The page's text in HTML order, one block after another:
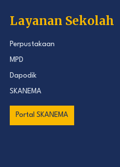
Layanan Sekolah
Perpustakaan
MPD
Dapodik
SKANEMA
Portal SKANEMA